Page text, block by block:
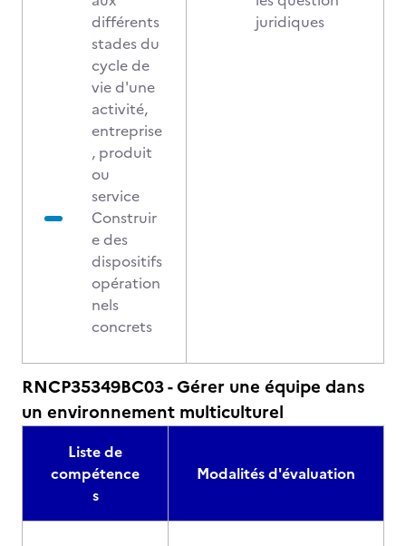
différents
stades du
cycle de
vie d'une
activité,
entreprise
, produit
ou
service
Construir
e des
dispositifs
opération
nels
concrets
juridiques
RNCP35349BC03 - Gérer une équipe dans
un environnement multiculturel
Liste de
compétence
s
Modalités d'évaluation